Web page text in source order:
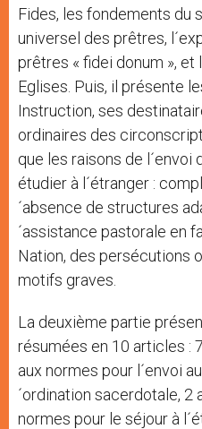
Fides, les fondements du
universel des prêtres,
prêtres « fidei donum », et
Eglises. Puis, il présente
Instruction, ses
ordinaires des
que les raisons de l´envoi
étudier à l´étranger :
´absence de structures
´assistance pastorale en
Nation, des persécutions
motifs graves.
La deuxième partie
résumées en 10 articles :
aux normes pour l´envoi
´ordination sacerdotale,
normes pour le séjour à